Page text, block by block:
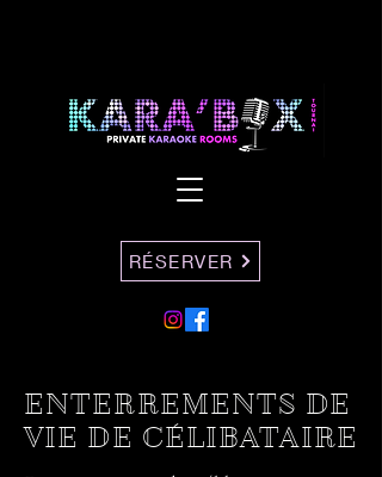
RÉSERVER
ENTERREMENTS DE
VIE DE CÉLIBATAIRE